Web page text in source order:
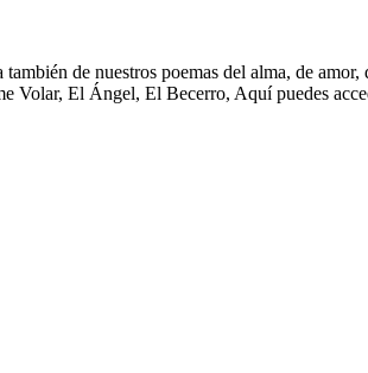
de nuestros poemas del alma, de
Volar, El Ángel, El Becerro, Aquí puedes